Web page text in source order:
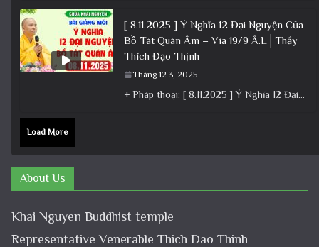
[ 8.11.2025 ] Ý Nghĩa 12 Đại Nguyện Của
Bồ Tát Quán Âm – Vía 19/9 Â.L│Thầy
Thích Đạo Thịnh
Tháng 12 3, 2025
+ Pháp thoại: [ 8.11.2025 ] Ý Nghĩa 12 Đại Nguyện Của Bồ Tát Quán Âm – Vía 19/9 Â.L│Thầy
Load More
About Us
Khai Nguyen Buddhist temple
Representative Venerable Thich Dao Thinh